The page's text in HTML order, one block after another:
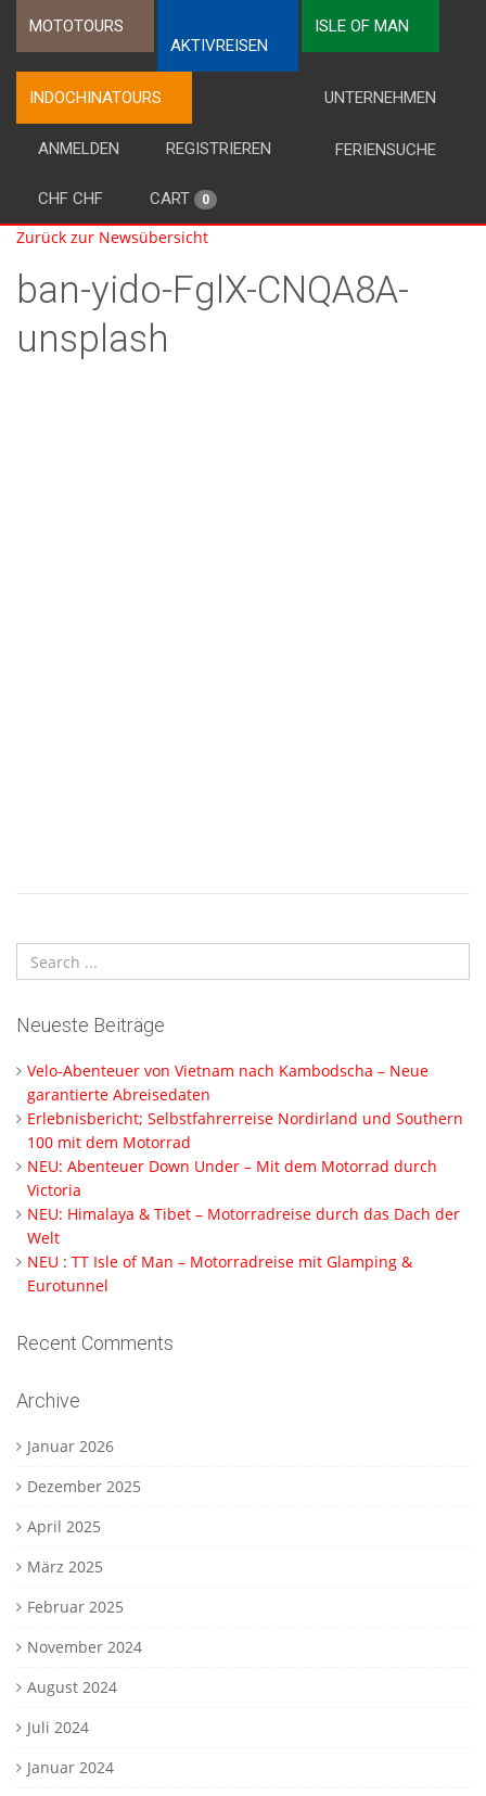
MOTOTOURS
AKTIVREISEN
ISLE OF MAN
INDOCHINATOURS UNTERNEHMEN
FERIENSUCHE
ANMELDEN REGISTRIEREN
CHF CHF CART 0
Zurück zur Newsübersicht
ban-yido-FglX-CNQA8A-
unsplash
Neueste Beiträge
Velo-Abenteuer von Vietnam nach Kambodscha – Neue
garantierte Abreisedaten
Erlebnisbericht; Selbstfahrerreise Nordirland und Southern
100 mit dem Motorrad
NEU: Abenteuer Down Under – Mit dem Motorrad durch
Victoria
NEU: Himalaya & Tibet – Motorradreise durch das Dach der
Welt
NEU : TT Isle of Man – Motorradreise mit Glamping &
Eurotunnel
Recent Comments
Archive
Januar 2026
Dezember 2025
April 2025
März 2025
Februar 2025
November 2024
August 2024
Juli 2024
Januar 2024